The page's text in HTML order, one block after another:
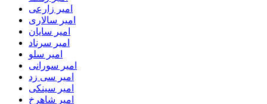
امیر زارعی
امیر سالاری
امیر سایان
امیر سرناد
امیر سلو
امیر سورانی
امیر سی زد
امیر سینکی
امیر شاهرخ